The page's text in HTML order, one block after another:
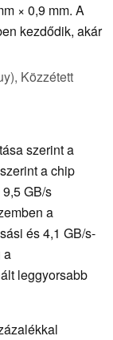
× 0,9 mm. A
kezdődik, akár
Közzétett
szerint a
a chip
GB/s
a
és 4,1 GB/s-
a
leggyorsabb